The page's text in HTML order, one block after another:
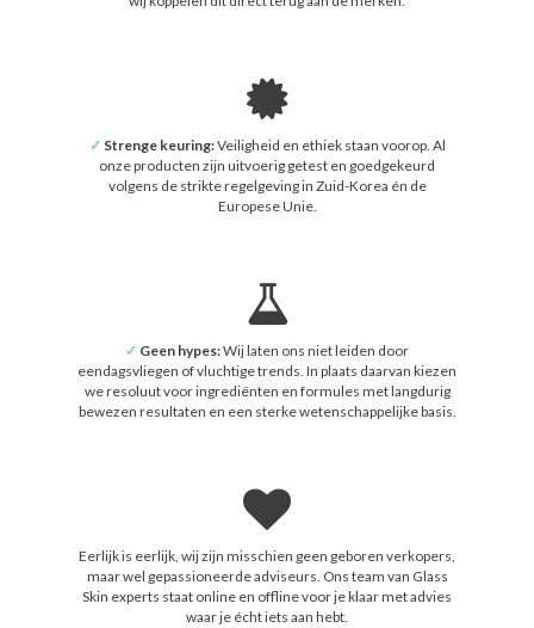
✓ Strenge keuring:Veiligheid en ethiek staan voorop. Al
onze producten zijn uitvoerig getest en goedgekeurd
volgens de strikte regelgeving in Zuid-Korea én de
Europese Unie.
✓ Geen hypes:Wij laten ons niet leiden door
eendagsvliegen of vluchtige trends. In plaats daarvan kiezen
we resoluut voor ingrediënten en formules met langdurig
bewezen resultaten en een sterke wetenschappelijke basis.
Eerlijk is eerlijk, wij zijn misschien geen geboren verkopers,
maar wel gepassioneerde adviseurs. Ons team van Glass
Skin experts staat online en offline voor je klaar met advies
waar je écht iets aan hebt.